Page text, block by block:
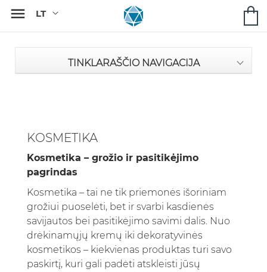

TINKLARAŠČIO NAVIGACIJA
KOSMETIKA
Kosmetika – grožio ir pasitikėjimo
pagrindas
Kosmetika – tai ne tik priemonės išoriniam
grožiui puoselėti, bet ir svarbi kasdienės
savijautos bei pasitikėjimo savimi dalis. Nuo
drėkinamųjų kremų iki dekoratyvinės
kosmetikos – kiekvienas produktas turi savo
paskirtį, kuri gali padėti atskleisti jūsų